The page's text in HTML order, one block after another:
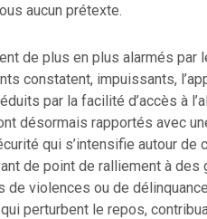
aucun prétexte.
de plus en plus alarmés
constatent, impuissants,
par la facilité d’accès à
désormais rapportés avec
qui s’intensifie autour
de point de ralliement à
de violences ou de
perturbent le repos,